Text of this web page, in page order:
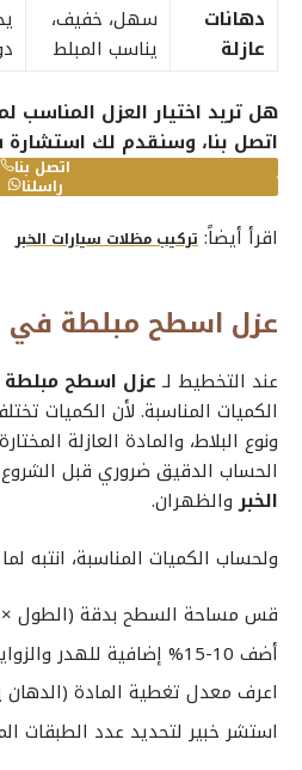
دهانات
عازلة
سهل، خفيف،
يناسب المبلط
هل تريد اختيار العزل المناسب
اتصل بنا، وسنقدم لك استشارة
اتصل بنا
راسلنا
اقرأ أيضاً: تركيب مظلات سيارات الخبر
عزل اسطح مبلطة في
عند التخطيط لـ عزل اسطح مبلطة
الكميات المناسبة. لأن الكميات
ونوع البلاط، والمادة العازلة
الحساب الدقيق ضروري قبل
الخبروالظهران.
ولحساب الكميات المناسبة، انتبه
قس مساحة السطح بدقة (الطول
أضف 10-15% إضافية للهدر والزوايا.
اعرف معدل تغطية المادة (الدهان يغطي 2-4 م²
استشر خبير لتحديد عدد الطبقات